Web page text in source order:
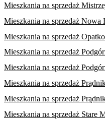
Mieszkania na sprzedaż
Mieszkania na sprzedaż Nowa
Mieszkania na sprzedaż
Mieszkania na sprzedaż
Mieszkania na sprzedaż
Mieszkania na sprzedaż
Mieszkania na sprzedaż
Mieszkania na sprzedaż Stare